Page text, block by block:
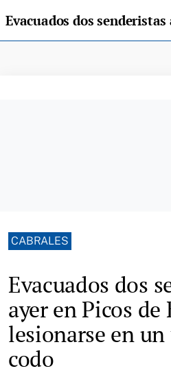
CABRALES
Evacuados dos
ayer en Picos de
lesionarse en
codo